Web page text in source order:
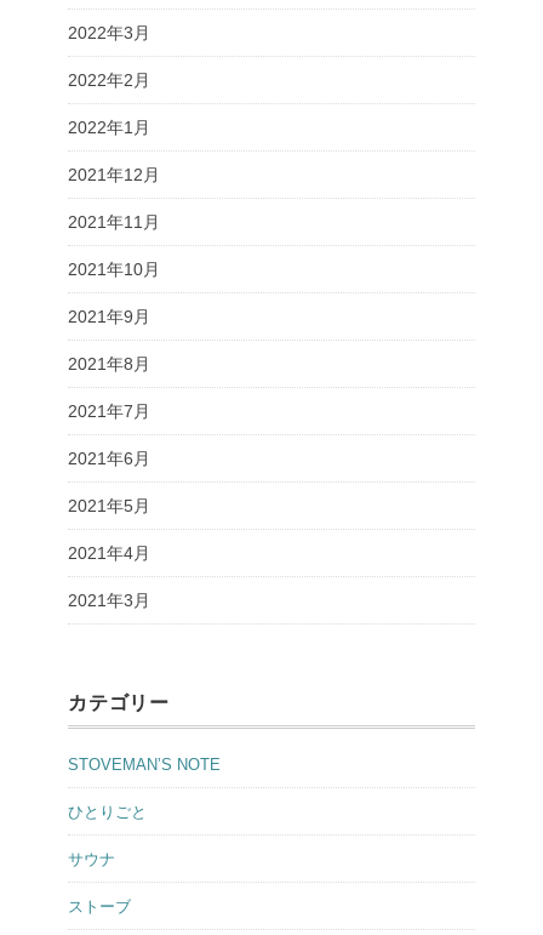
2022年3月
2022年2月
2022年1月
2021年12月
2021年11月
2021年10月
2021年9月
2021年8月
2021年7月
2021年6月
2021年5月
2021年4月
2021年3月
カテゴリー
STOVEMAN’S NOTE
ひとりごと
サウナ
ストーブ